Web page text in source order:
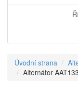
Úvodní strana
Alternátor